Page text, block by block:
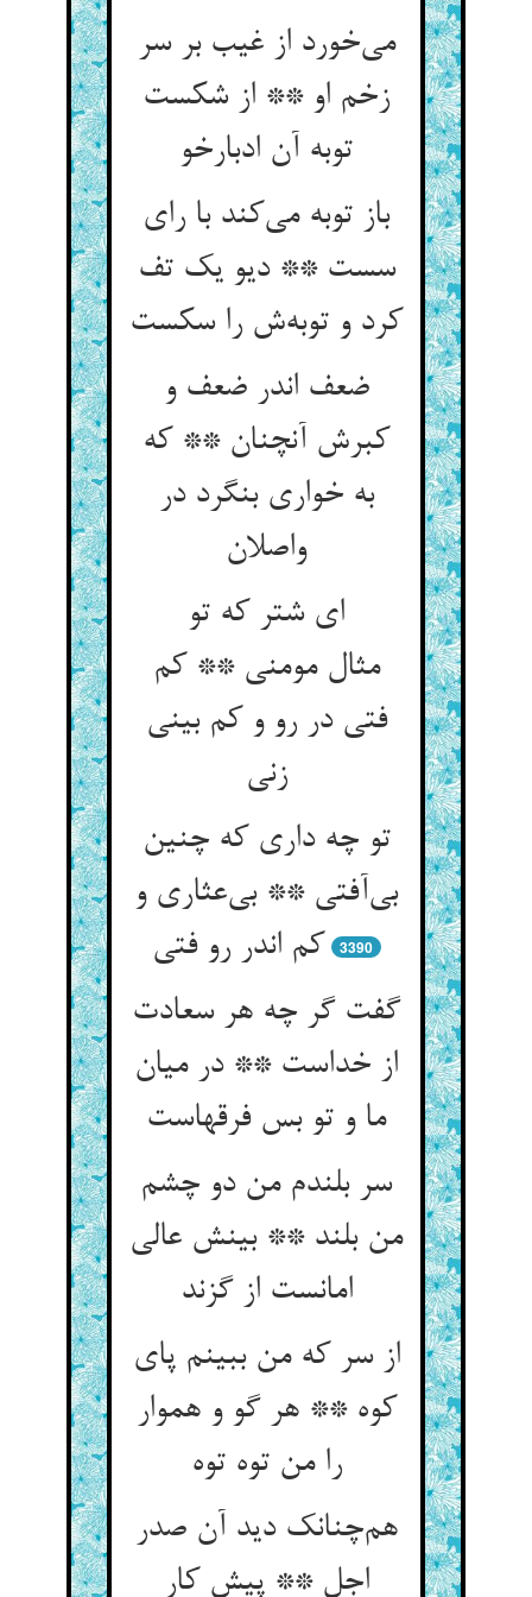
می‌خورد از غیب بر سر
زخم او ** از شکست
توبه آن ادبارخو
باز توبه می‌کند با رای
سست ** دیو یک تف
کرد و توبه‌ش را سکست
ضعف اندر ضعف و
کبرش آنچنان ** که
به خواری بنگرد در
واصلان
ای شتر که تو
مثال مومنی ** کم
فتی در رو و کم بینی
زنی
تو چه داری که چنین
بی‌آفتی ** بی‌عثاری و
کم اندر رو فتی
3390
گفت گر چه هر سعادت
از خداست ** در میان
ما و تو بس فرقهاست
سر بلندم من دو چشم
من بلند ** بینش عالی
امانست از گزند
از سر که من ببینم پای
کوه ** هر گو و هموار
را من توه توه
هم‌چنانک دید آن صدر
اجل ** پیش کار